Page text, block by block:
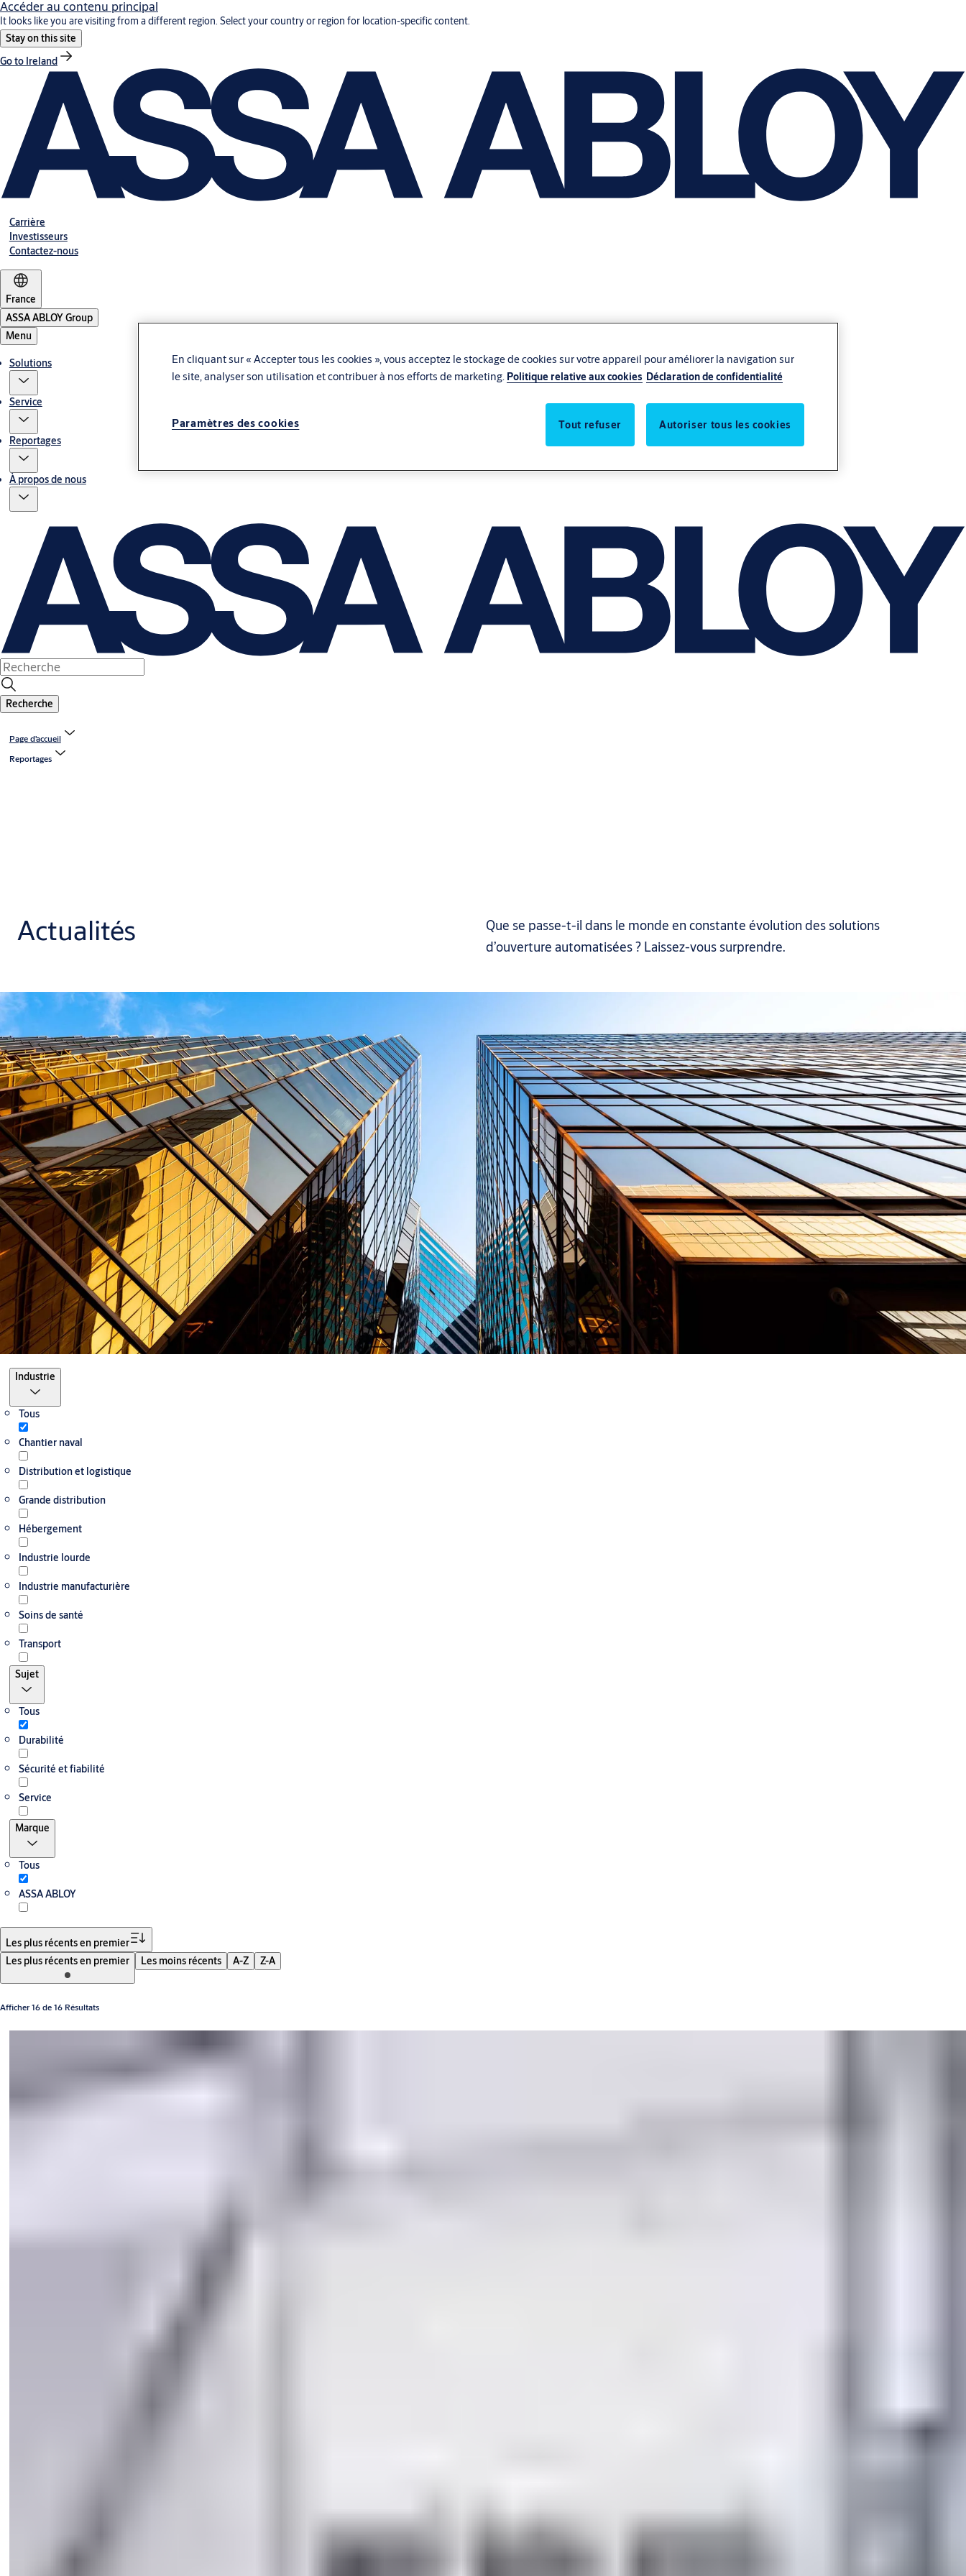
Accéder au contenu principal
It looks like you are visiting from a different region. Select your country or region for location-specific content.
Stay on this site
Go to Ireland
Carrière
Investisseurs
Contactez-nous
France
ASSA ABLOY Group
Menu
Solutions
Service
Reportages
À propos de nous
Recherche
Page d’accueil
Reportages
Actualités
Que se passe-t-il dans le monde en constante évolution des solutions
d’ouverture automatisées ? Laissez-vous surprendre.
Industrie
Tous
Chantier naval
Distribution et logistique
Grande distribution
Hébergement
Industrie lourde
Industrie manufacturière
Soins de santé
Transport
Sujet
Tous
Durabilité
Sécurité et fiabilité
Service
Marque
Tous
ASSA ABLOY
Les plus récents en premier
Les plus récents en premier
Les moins récents A-Z Z-A
Afficher 16 de 16 Résultats
En cliquant sur « Accepter tous les cookies », vous acceptez le stockage de cookies sur votre appareil pour améliorer la navigation sur
le site, analyser son utilisation et contribuer à nos efforts de marketing. Politique relative aux cookies Déclaration de confidentialité
Paramètres des cookies Tout refuser Autoriser tous les cookies